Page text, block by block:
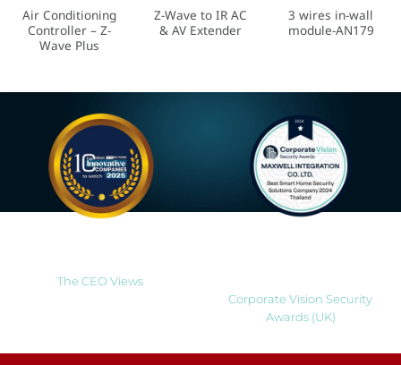
Discontinued
Air Conditioning
Controller – Z-
Wave Plus
Z-Wave to IR AC
& AV Extender
3 wires in-wall
module-AN179
The CEO Views
Corporate Vision Security
Awards (UK)